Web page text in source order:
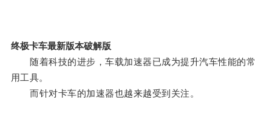
终极卡车最新版本破解版
随着科技的进步，车载加速器已成为提升汽车性能的常
用工具。
而针对卡车的加速器也越来越受到关注。